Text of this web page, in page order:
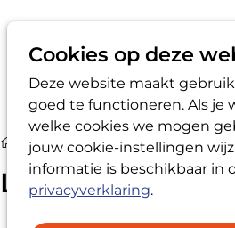
Cookies op deze
Deze website maakt
goed te functioneren. Als je
welke cookies we mogen
jouw cookie-instellingen
informatie is beschikbaar in
privacyverklaring.
Login
Login